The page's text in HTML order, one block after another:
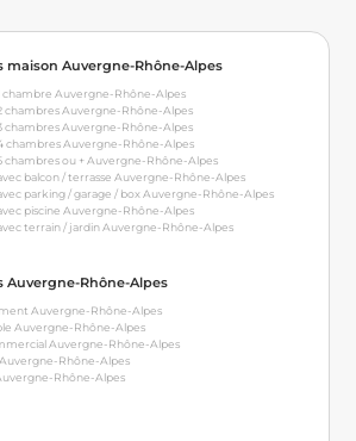
maison Auvergne-Rhône-Alpes
chambre Auvergne-Rhône-Alpes
chambres Auvergne-Rhône-Alpes
chambres Auvergne-Rhône-Alpes
chambres Auvergne-Rhône-Alpes
chambres ou + Auvergne-Rhône-Alpes
balcon / terrasse Auvergne-Rhône-Alpes
parking / garage / box Auvergne-Rhône-Alpes
piscine Auvergne-Rhône-Alpes
terrain / jardin Auvergne-Rhône-Alpes
Auvergne-Rhône-Alpes
Auvergne-Rhône-Alpes
Auvergne-Rhône-Alpes
Auvergne-Rhône-Alpes
Rhône-Alpes
Rhône-Alpes